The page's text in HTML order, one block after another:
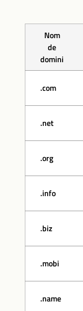
Nom
de
domini
.com
.net
.org
.info
.biz
.mobi
.name